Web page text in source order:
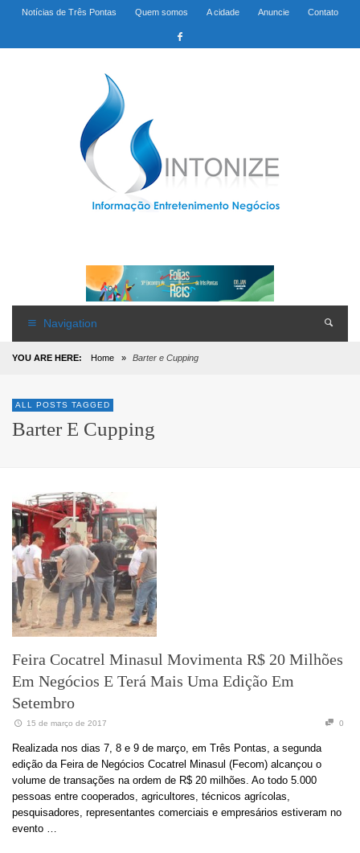
Notícias de Três Pontas Quem somos A cidade Anuncie Contato
Navigation
YOU ARE HERE: Home » Barter e Cupping
ALL POSTS TAGGED
Barter E Cupping
Feira Cocatrel Minasul Movimenta R$ 20 Milhões
Em Negócios E Terá Mais Uma Edição Em
Setembro
15 de março de 2017 0
Realizada nos dias 7, 8 e 9 de março, em Três Pontas, a segunda
edição da Feira de Negócios Cocatrel Minasul (Fecom) alcançou o
volume de transações na ordem de R$ 20 milhões. Ao todo 5.000
pessoas entre cooperados, agricultores, técnicos agrícolas,
pesquisadores, representantes comerciais e empresários estiveram no
evento …